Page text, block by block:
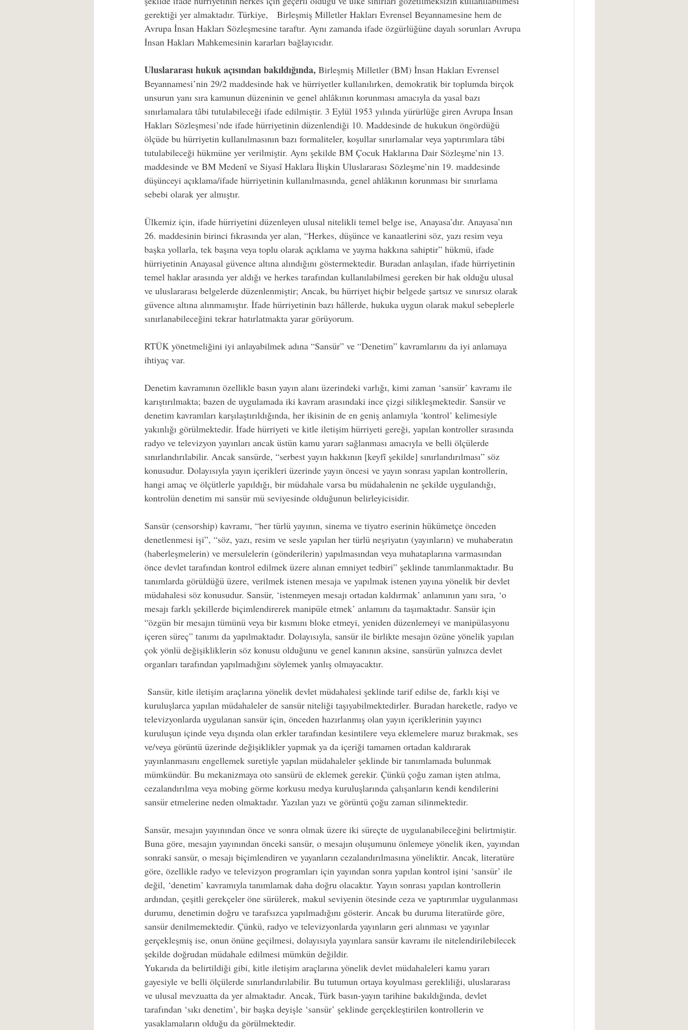
gerektiği yer almaktadır. Türkiye,   Birleşmiş Milletler Hakları Evrensel Beyannamesine hem de
Avrupa İnsan Hakları Sözleşmesine taraftır. Aynı zamanda ifade özgürlüğüne dayalı sorunları Avrupa
İnsan Hakları Mahkemesinin kararları bağlayıcıdır.
Uluslararası hukuk açısından bakıldığında, Birleşmiş Milletler (BM) İnsan Hakları Evrensel
Beyannamesi’nin 29/2 maddesinde hak ve hürriyetler kullanılırken, demokratik bir toplumda birçok
unsurun yanı sıra kamunun düzeninin ve genel ahlâkının korunması amacıyla da yasal bazı
sınırlamalara tâbi tutulabileceği ifade edilmiştir. 3 Eylül 1953 yılında yürürlüğe giren Avrupa İnsan
Hakları Sözleşmesi’nde ifade hürriyetinin düzenlendiği 10. Maddesinde de hukukun öngördüğü
ölçüde bu hürriyetin kullanılmasının bazı formaliteler, koşullar sınırlamalar veya yaptırımlara tâbi
tutulabileceği hükmüne yer verilmiştir. Aynı şekilde BM Çocuk Haklarına Dair Sözleşme’nin 13.
maddesinde ve BM Medenî ve Siyasî Haklara İlişkin Uluslararası Sözleşme’nin 19. maddesinde
düşünceyi açıklama/ifade hürriyetinin kullanılmasında, genel ahlâkının korunması bir sınırlama
sebebi olarak yer almıştır.
Ülkemiz için, ifade hürriyetini düzenleyen ulusal nitelikli temel belge ise, Anayasa’dır. Anayasa’nın
26. maddesinin birinci fıkrasında yer alan, “Herkes, düşünce ve kanaatlerini söz, yazı resim veya
başka yollarla, tek başına veya toplu olarak açıklama ve yayma hakkına sahiptir” hükmü, ifade
hürriyetinin Anayasal güvence altına alındığını göstermektedir. Buradan anlaşılan, ifade hürriyetinin
temel haklar arasında yer aldığı ve herkes tarafından kullanılabilmesi gereken bir hak olduğu ulusal
ve uluslararası belgelerde düzenlenmiştir; Ancak, bu hürriyet hiçbir belgede şartsız ve sınırsız olarak
güvence altına alınmamıştır. İfade hürriyetinin bazı hâllerde, hukuka uygun olarak makul sebeplerle
sınırlanabileceğini tekrar hatırlatmakta yarar görüyorum.
RTÜK yönetmeliğini iyi anlayabilmek adına “Sansür” ve “Denetim” kavramlarını da iyi anlamaya
ihtiyaç var.
Denetim kavramının özellikle basın yayın alanı üzerindeki varlığı, kimi zaman ‘sansür’ kavramı ile
karıştırılmakta; bazen de uygulamada iki kavram arasındaki ince çizgi silikleşmektedir. Sansür ve
denetim kavramları karşılaştırıldığında, her ikisinin de en geniş anlamıyla ‘kontrol’ kelimesiyle
yakınlığı görülmektedir. İfade hürriyeti ve kitle iletişim hürriyeti gereği, yapılan kontroller sırasında
radyo ve televizyon yayınları ancak üstün kamu yararı sağlanması amacıyla ve belli ölçülerde
sınırlandırılabilir. Ancak sansürde, “serbest yayın hakkının [keyfî şekilde] sınırlandırılması” söz
konusudur. Dolayısıyla yayın içerikleri üzerinde yayın öncesi ve yayın sonrası yapılan kontrollerin,
hangi amaç ve ölçütlerle yapıldığı, bir müdahale varsa bu müdahalenin ne şekilde uygulandığı,
kontrolün denetim mi sansür mü seviyesinde olduğunun belirleyicisidir.
Sansür (censorship) kavramı, “her türlü yayının, sinema ve tiyatro eserinin hükümetçe önceden
denetlenmesi işi”, “söz, yazı, resim ve sesle yapılan her türlü neşriyatın (yayınların) ve muhaberatın
(haberleşmelerin) ve mersulelerin (gönderilerin) yapılmasından veya muhataplarına varmasından
önce devlet tarafından kontrol edilmek üzere alınan emniyet tedbiri” şeklinde tanımlanmaktadır. Bu
tanımlarda görüldüğü üzere, verilmek istenen mesaja ve yapılmak istenen yayına yönelik bir devlet
müdahalesi söz konusudur. Sansür, ‘istenmeyen mesajı ortadan kaldırmak’ anlamının yanı sıra, ‘o
mesajı farklı şekillerde biçimlendirerek manipüle etmek’ anlamını da taşımaktadır. Sansür için
“özgün bir mesajın tümünü veya bir kısmını bloke etmeyi, yeniden düzenlemeyi ve manipülasyonu
içeren süreç” tanımı da yapılmaktadır. Dolayısıyla, sansür ile birlikte mesajın özüne yönelik yapılan
çok yönlü değişikliklerin söz konusu olduğunu ve genel kanının aksine, sansürün yalnızca devlet
organları tarafından yapılmadığını söylemek yanlış olmayacaktır.
Sansür, kitle iletişim araçlarına yönelik devlet müdahalesi şeklinde tarif edilse de, farklı kişi ve
kuruluşlarca yapılan müdahaleler de sansür niteliği taşıyabilmektedirler. Buradan hareketle, radyo ve
televizyonlarda uygulanan sansür için, önceden hazırlanmış olan yayın içeriklerinin yayıncı
kuruluşun içinde veya dışında olan erkler tarafından kesintilere veya eklemelere maruz bırakmak, ses
ve/veya görüntü üzerinde değişiklikler yapmak ya da içeriği tamamen ortadan kaldırarak
yayınlanmasını engellemek suretiyle yapılan müdahaleler şeklinde bir tanımlamada bulunmak
mümkündür. Bu mekanizmaya oto sansürü de eklemek gerekir. Çünkü çoğu zaman işten atılma,
cezalandırılma veya mobing görme korkusu medya kuruluşlarında çalışanların kendi kendilerini
sansür etmelerine neden olmaktadır. Yazılan yazı ve görüntü çoğu zaman silinmektedir.
Sansür, mesajın yayınından önce ve sonra olmak üzere iki süreçte de uygulanabileceğini belirtmiştir.
Buna göre, mesajın yayınından önceki sansür, o mesajın oluşumunu önlemeye yönelik iken, yayından
sonraki sansür, o mesajı biçimlendiren ve yayanların cezalandırılmasına yöneliktir. Ancak, literatüre
göre, özellikle radyo ve televizyon programları için yayından sonra yapılan kontrol işini ‘sansür’ ile
değil, ‘denetim’ kavramıyla tanımlamak daha doğru olacaktır. Yayın sonrası yapılan kontrollerin
ardından, çeşitli gerekçeler öne sürülerek, makul seviyenin ötesinde ceza ve yaptırımlar uygulanması
durumu, denetimin doğru ve tarafsızca yapılmadığını gösterir. Ancak bu duruma literatürde göre,
sansür denilmemektedir. Çünkü, radyo ve televizyonlarda yayınların geri alınması ve yayınlar
gerçekleşmiş ise, onun önüne geçilmesi, dolayısıyla yayınlara sansür kavramı ile nitelendirilebilecek
şekilde doğrudan müdahale edilmesi mümkün değildir.
Yukarıda da belirtildiği gibi, kitle iletişim araçlarına yönelik devlet müdahaleleri kamu yararı
gayesiyle ve belli ölçülerde sınırlandırılabilir. Bu tutumun ortaya koyulması gerekliliği, uluslararası
ve ulusal mevzuatta da yer almaktadır. Ancak, Türk basın-yayın tarihine bakıldığında, devlet
tarafından ‘sıkı denetim’, bir başka deyişle ‘sansür’ şeklinde gerçekleştirilen kontrollerin ve
yasaklamaların olduğu da görülmektedir.